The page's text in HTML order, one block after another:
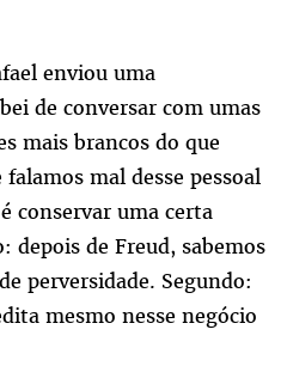
enviou uma
de conversar com umas
mais brancos do que
mal desse pessoal
conservar uma certa
de Freud, sabemos
perversidade. Segundo:
mesmo nesse negócio